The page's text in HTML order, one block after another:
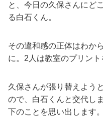
と、今日の久保さんにど
る白石くん。
その違和感の正体はわか
に。2人は教室のプリント
久保さんが張り替えよう
ので、白石くんと交代し
下のことを思い出します。